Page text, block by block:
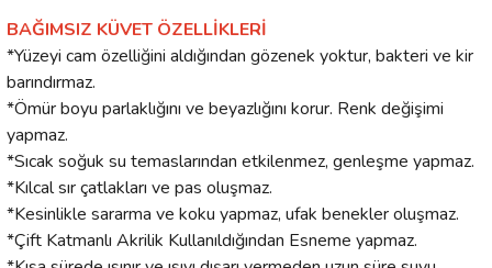
BAĞIMSIZ KÜVET ÖZELLİKLERİ
*Yüzeyi cam özelliğini aldığından gözenek yoktur, bakteri ve kir
barındırmaz.
*Ömür boyu parlaklığını ve beyazlığını korur. Renk değişimi
yapmaz.
*Sıcak soğuk su temaslarından etkilenmez, genleşme yapmaz.
*Kılcal sır çatlakları ve pas oluşmaz.
*Kesinlikle sararma ve koku yapmaz, ufak benekler oluşmaz.
*Çift Katmanlı Akrilik Kullanıldığından Esneme yapmaz.